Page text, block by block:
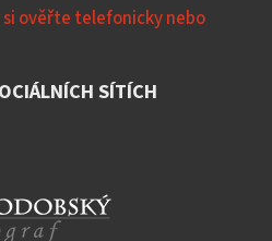
ověřte telefonicky nebo
SÍTÍCH